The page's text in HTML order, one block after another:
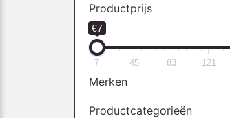
Productprijs
€7
7 45 83 121
Merken
Productcategorieën